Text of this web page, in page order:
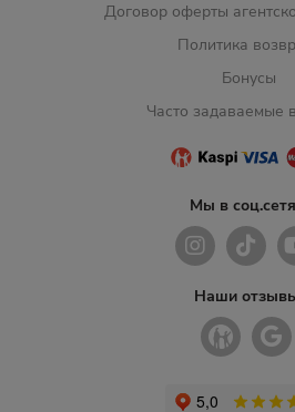
Договор оферты
Политика
Бонусы
Часто задаваемые
Мы в
Наши